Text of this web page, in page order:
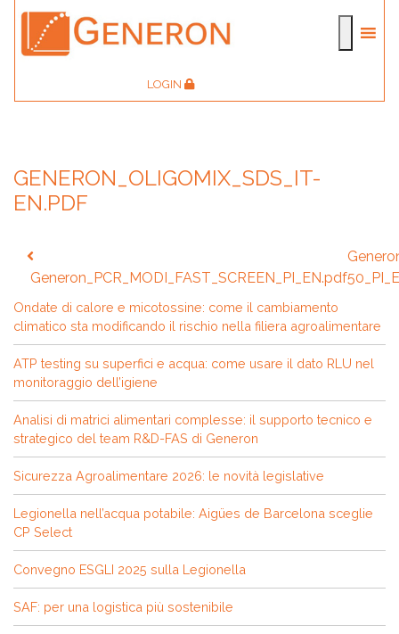
LOGIN
GENERON_OLIGOMIX_SDS_IT-
EN.PDF
Navigazione
articoli
Generon_PCR_MODI_FAST_SCREEN_PI_EN.pdf
Ondate di calore e micotossine: come il cambiamento
climatico sta modificando il rischio nella filiera agroalimentare
ATP testing su superfici e acqua: come usare il dato RLU nel
monitoraggio dell’igiene
Analisi di matrici alimentari complesse: il supporto tecnico e
strategico del team R&D-FAS di Generon
Sicurezza Agroalimentare 2026: le novità legislative
Legionella nell’acqua potabile: Aigües de Barcelona sceglie
CP Select
Convegno ESGLI 2025 sulla Legionella
SAF: per una logistica più sostenibile